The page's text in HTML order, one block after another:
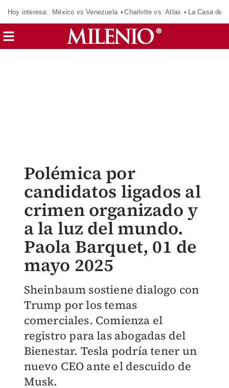
Hoy interesa: México vs Venezuela Charlotte vs. Atlas La Casa de
Polémica por
candidatos ligados al
crimen organizado y
a la luz del mundo.
Paola Barquet, 01 de
mayo 2025
Sheinbaum sostiene dialogo con
Trump por los temas
comerciales. Comienza el
registro para las abogadas del
Bienestar. Tesla podría tener un
nuevo CEO ante el descuido de
Musk.